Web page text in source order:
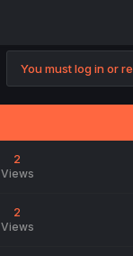
You must log in or
2
Views
2
Views